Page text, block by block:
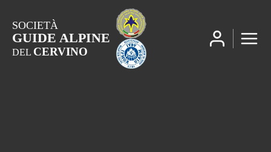
SOCIETÀ
GUIDE ALPINE
DEL CERVINO